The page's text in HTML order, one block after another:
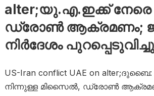
alter;യു.എ.ഇക്ക്
ഡ്രോണ്‍ ആക്രമണം;
നിര്‍ദേശം പുറപ്പെടുവിച്ചു
US-Iran conflict UAE on
നിന്നുള്ള മിസൈല്‍, ഡ്രോണ്‍